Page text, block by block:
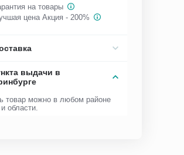
на товары
цена Акция - 200%
выдачи в
товар можно в любом районе
области.